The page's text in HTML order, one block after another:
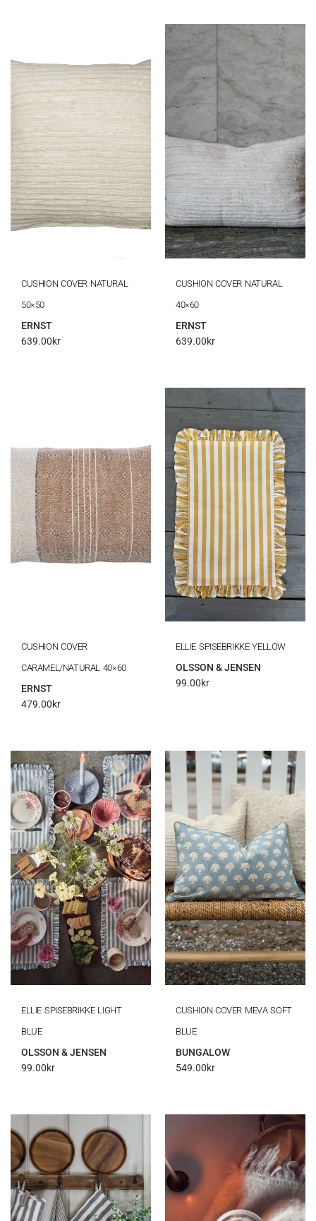
CUSHION COVER NATURAL
50×50
ERNST
639.00kr
CUSHION COVER NATURAL
40×60
ERNST
639.00kr
CUSHION COVER
CARAMEL/NATURAL 40×60
ERNST
479.00kr
ELLIE SPISEBRIKKE YELLOW
OLSSON & JENSEN
99.00kr
ELLIE SPISEBRIKKE LIGHT
BLUE
OLSSON & JENSEN
99.00kr
CUSHION COVER MEVA SOFT
BLUE
BUNGALOW
549.00kr